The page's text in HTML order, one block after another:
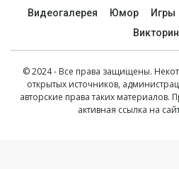
Видеогалерея
Юмор Игры
© 2024 - Все права защищены.
открытых источников,
авторские права таких
активная ссылка на